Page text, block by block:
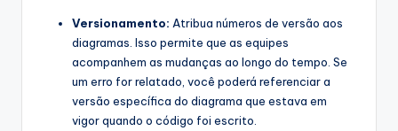
Versionamento: Atribua números de versão aos
diagramas. Isso permite que as equipes
acompanhem as mudanças ao longo do tempo. Se
um erro for relatado, você poderá referenciar a
versão específica do diagrama que estava em
vigor quando o código foi escrito.